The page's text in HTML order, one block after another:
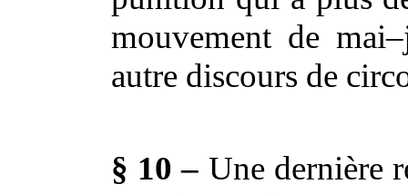
mouvement de
autre discours de
§ 10 – Une dernière